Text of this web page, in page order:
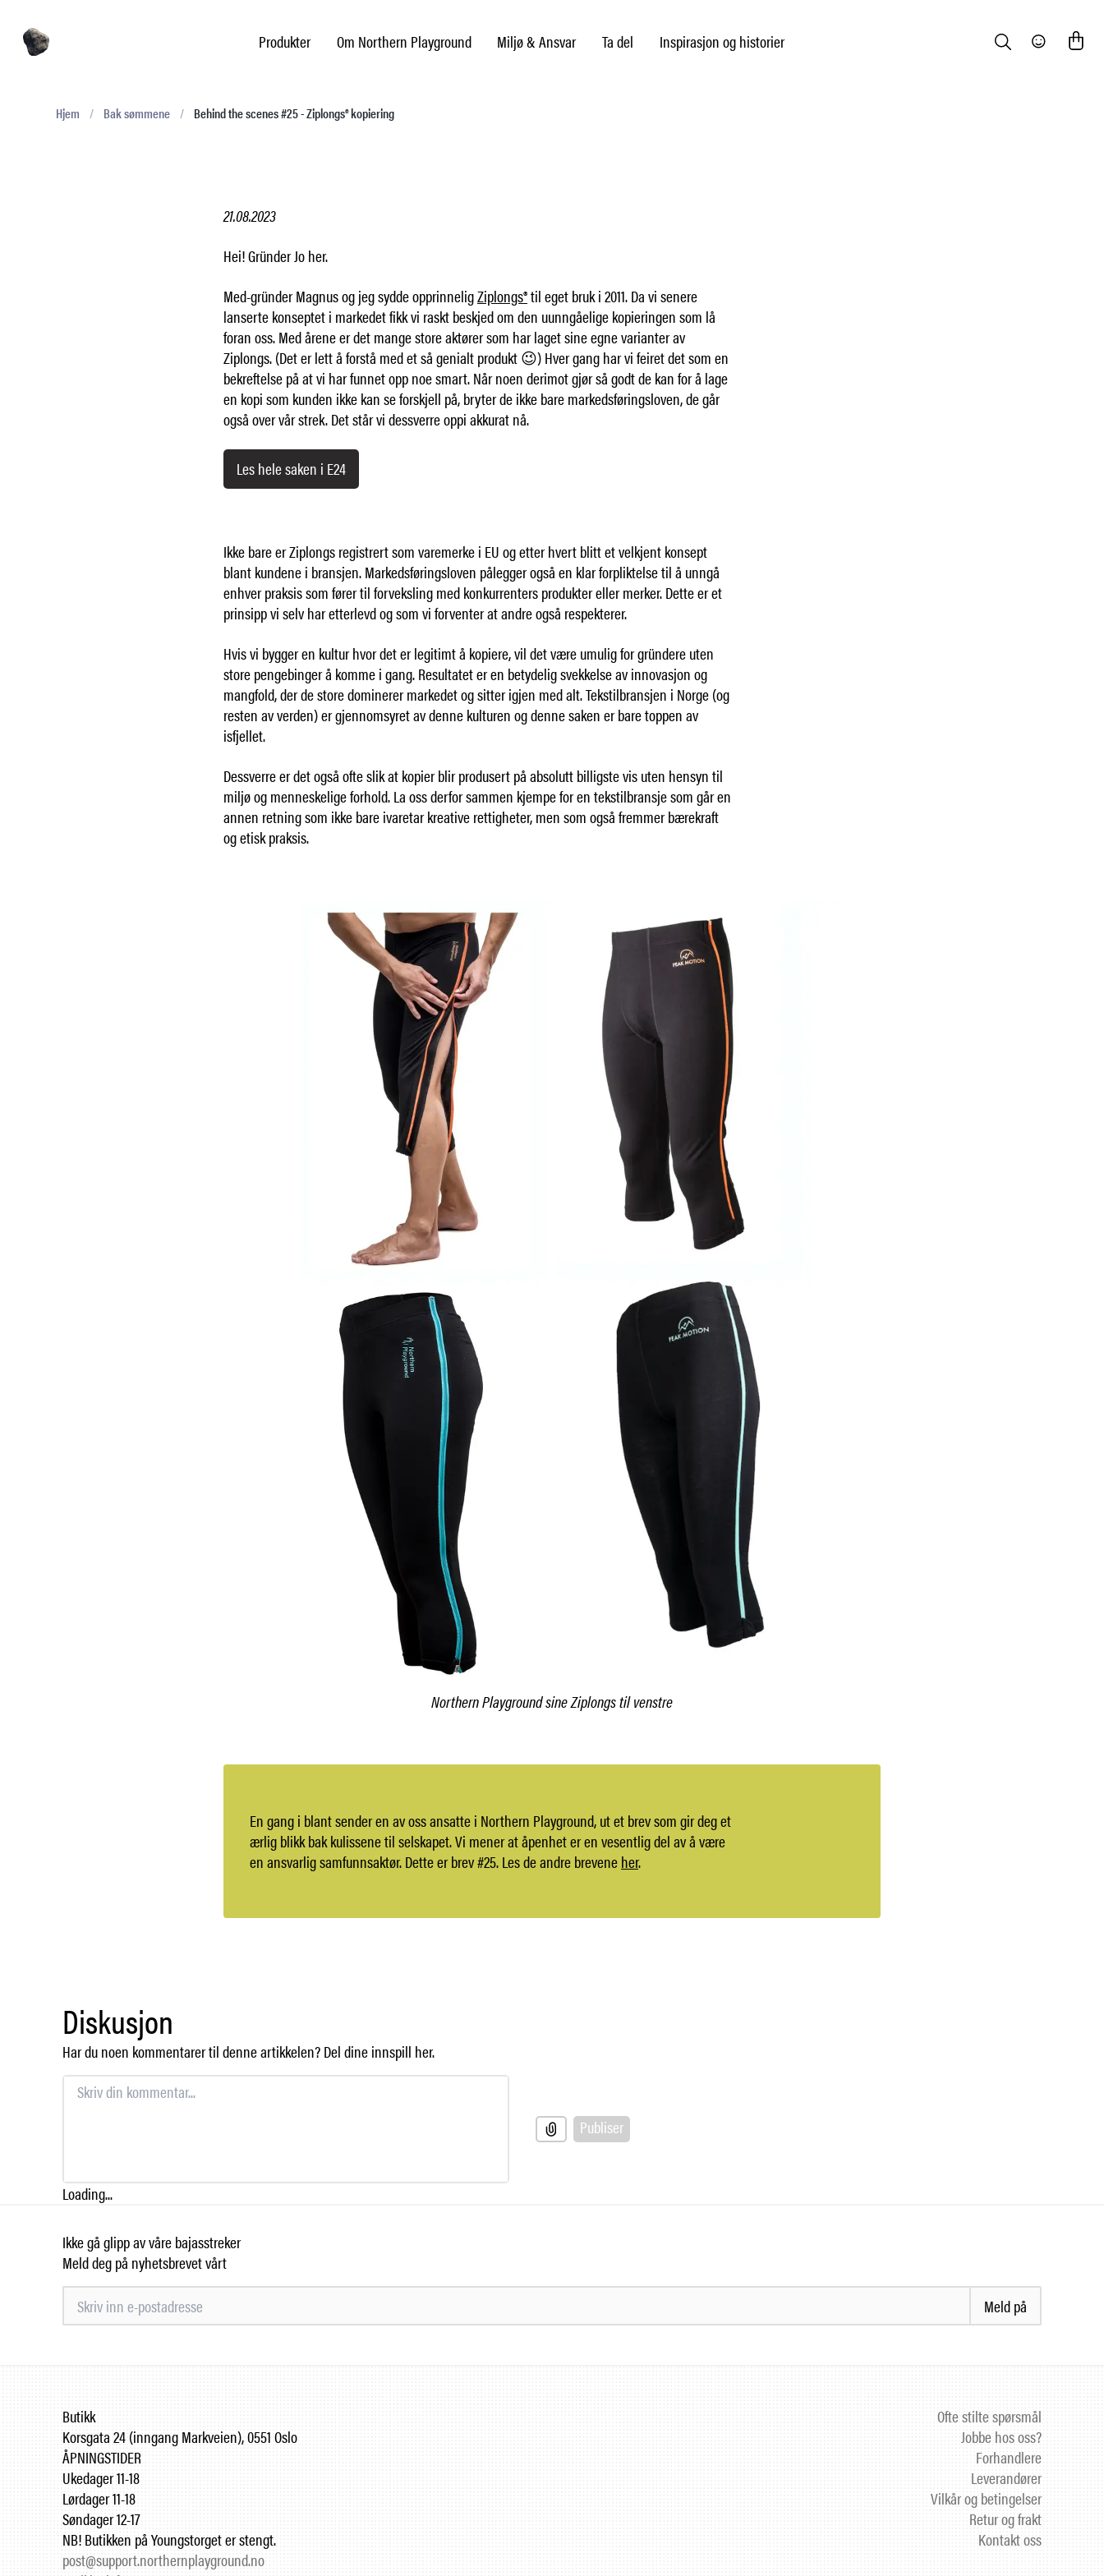
Produkter Miljø & Ansvar Ta del Inspirasjon og historier
Om Northern Playground Search Community
Hjem / Bak sømmene / Behind the scenes #25 - Ziplongs® kopiering
21.08.2023
Hei! Gründer Jo her.
Med-gründer Magnus og jeg sydde opprinneligZiplongs®til eget bruk i 2011. Da vi senere
lanserte konseptet i markedet fikk vi raskt beskjed om den uunngåelige kopieringen som lå
foran oss. Med årene er det mange store aktører som har laget sine egne varianter av
Ziplongs. (Det er lett å forstå med et så genialt produkt 😉) Hver gang har vi feiret det som en
bekreftelse på at vi har funnet opp noe smart. Når noen derimot gjør så godt de kan for å lage
en kopi som kunden ikke kan se forskjell på, bryter de ikke bare markedsføringsloven, de går
også over vår strek. Det står vi dessverre oppi akkurat nå.
Les hele saken i E24
Ikke bare er Ziplongs registrert som varemerke i EU og etter hvert blitt et velkjent konsept
blant kundene i bransjen. Markedsføringsloven pålegger også en klar forpliktelse til å unngå
enhver praksis som fører til forveksling med konkurrenters produkter eller merker. Dette er et
prinsipp vi selv har etterlevd og som vi forventer at andre også respekterer.
Hvis vi bygger en kultur hvor det er legitimt å kopiere, vil det være umulig for gründere uten
store pengebinger å komme i gang. Resultatet er en betydelig svekkelse av innovasjon og
mangfold, der de store dominerer markedet og sitter igjen med alt. Tekstilbransjen i Norge (og
resten av verden) er gjennomsyret av denne kulturen og denne saken er bare toppen av
isfjellet.
Dessverre er det også ofte slik at kopier blir produsert på absolutt billigste vis uten hensyn til
miljø og menneskelige forhold. La oss derfor sammen kjempe for en tekstilbransje som går en
annen retning som ikke bare ivaretar kreative rettigheter, men som også fremmer bærekraft
og etisk praksis.
Northern Playground sine Ziplongs til venstre
En gang i blant sender en av oss ansatte i Northern Playground, ut et brev som gir deg et
ærlig blikk bak kulissene til selskapet. Vi mener at åpenhet er en vesentlig del av å være
en ansvarlig samfunnsaktør. Dette er brev #25. Les de andre breveneher.
Diskusjon
Har du noen kommentarer til denne artikkelen? Del dine innspill her.
Publiser
Loading...
Ikke gå glipp av våre bajasstreker
Meld deg på nyhetsbrevet vårt
Meld på
Butikk
Korsgata 24 (inngang Markveien), 0551 Oslo
ÅPNINGSTIDER
Ukedager 11-18
Lørdager 11-18
Søndager 12-17
NB! Butikken på Youngstorget er stengt.
post@support.northernplayground.no
Ofte stilte spørsmål
Jobbe hos oss?
Forhandlere
Leverandører
Vilkår og betingelser
Retur og frakt
Kontakt oss